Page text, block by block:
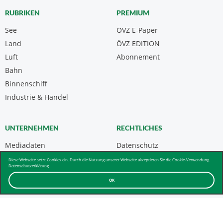
OK
Diese Webseite setzt Cookies ein. Durch die Nutzung unserer Webseite akzeptieren Sie die Cookie-Verwendung.
Datenschutzerklärung
RUBRIKEN
See
Land
Luft
Bahn
Binnenschiff
Industrie & Handel
PREMIUM
ÖVZ E-Paper
Abonnement
ÖVZ EDITION
UNTERNEHMEN
Mediadaten
Kontakt
Über uns & AGB
RECHTLICHES
Datenschutz
Impressum